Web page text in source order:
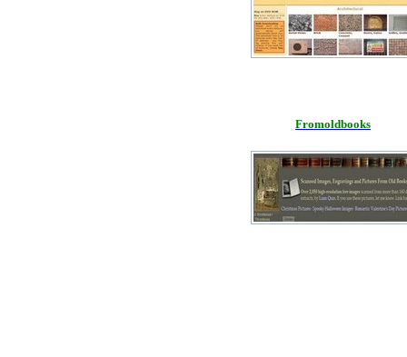
Fromoldbooks